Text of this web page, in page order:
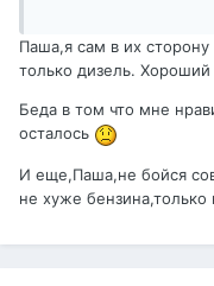
Паша,я сам в их
только дизель. Хороший
Беда в том что мне
осталось
И еще,Паша,не бойся
не хуже